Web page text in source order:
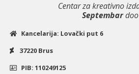
Centar za kreativno
Septembardoo
Kancelarija: Lovački put 6
37220 Brus
PIB: 110249125